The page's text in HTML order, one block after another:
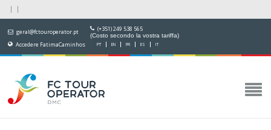
geral@fctouroperator.pt (+351) 249 538 565
(Costo secondo la vostra tariffa)
Accedere FatimaCaminhos PT EN FR ES IT